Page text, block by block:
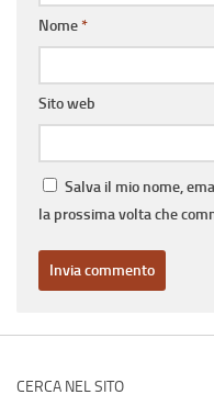
Nome*
Sito web
Salva il mio nome,
la prossima volta che
CERCA NEL SITO